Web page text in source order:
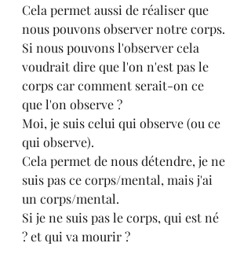
Cela permet aussi de réaliser que
nous pouvons observer notre corps.
Si nous pouvons l'observer cela
voudrait dire que l'on n'est pas le
corps car comment serait-on ce
que l'on observe ?
Moi, je suis celui qui observe (ou ce
qui observe).
Cela permet de nous détendre, je ne
suis pas ce corps/mental, mais j'ai
un corps/mental.
Si je ne suis pas le corps, qui est né
? et qui va mourir ?